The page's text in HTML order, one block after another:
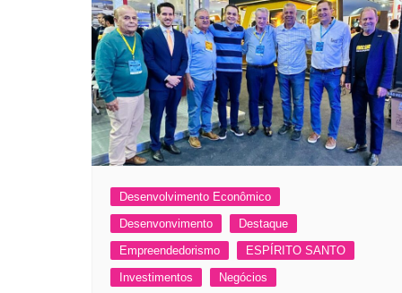
Desenvolvimento Econômico
Desenvonvimento
Destaque
Empreendedorismo
ESPÍRITO SANTO
Investimentos
Negócios